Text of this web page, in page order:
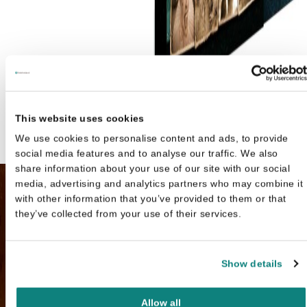
This website uses cookies
We use cookies to personalise content and ads, to provide
social media features and to analyse our traffic. We also
share information about your use of our site with our social
media, advertising and analytics partners who may combine it
with other information that you’ve provided to them or that
they’ve collected from your use of their services.
Show details
Allow all
Boek Nachtwacht
deel 4 €19,99